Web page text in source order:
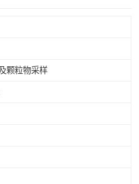
颗粒物采样